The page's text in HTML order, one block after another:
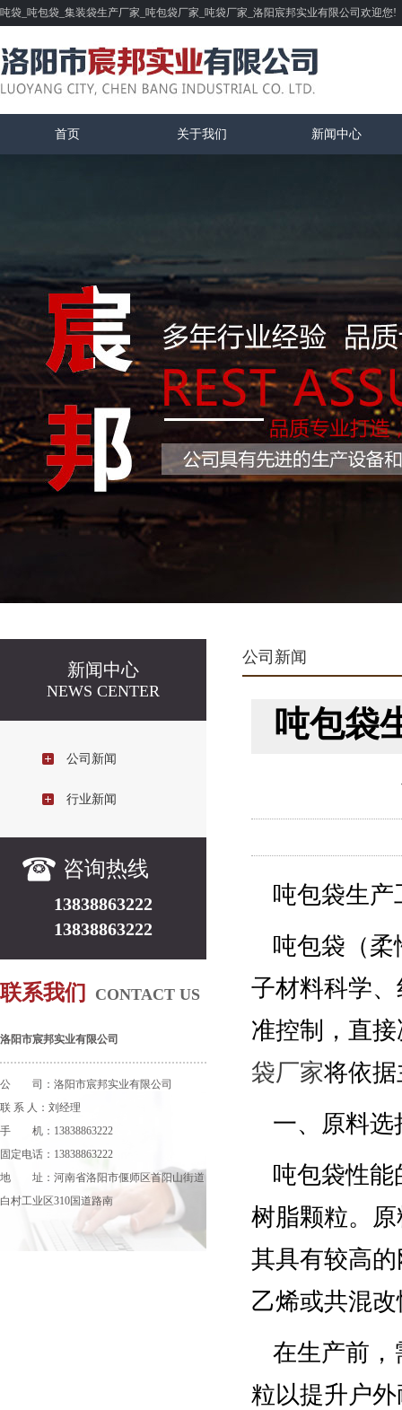
吨袋_吨包袋_集装袋生产厂家_吨包袋厂家_吨袋厂家_洛阳宸邦实业有限公司欢迎您!
首页 关于我们 新闻中心
新闻中心
NEWS CENTER
公司新闻
行业新闻
咨询热线
13838863222
13838863222
联系我们 CONTACT US
洛阳市宸邦实业有限公司
公 司：洛阳市宸邦实业有限公司
联 系 人：刘经理
手 机：13838863222
固定电话：13838863222
地 址：河南省洛阳市偃师区首阳山街道
白村工业区310国道路南
公司新闻
吨包袋
吨包袋生
吨包袋（
子材料科学
准控制，直
袋厂家将依
一、原料选
吨包袋性能
树脂颗粒。
其具有较高
乙烯或共混
在生产前，
粒以提升户